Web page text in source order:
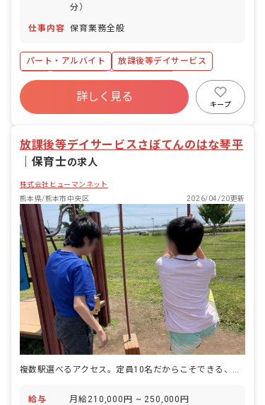
分）
仕事内容 保育業務全般
パート・アルバイト
放課後等デイサービス
有給
残業少なめ
昇給昇進あり
産休育休制度
車通勤可
詳しく見る
キープ
放課後等デイサービスさぼてんのはな琴平
保育士の求人
株式会社ヒューマンネット
熊本県/熊本市中央区
2026/04/20更新
給与 月給210,000円 ~ 250,000円